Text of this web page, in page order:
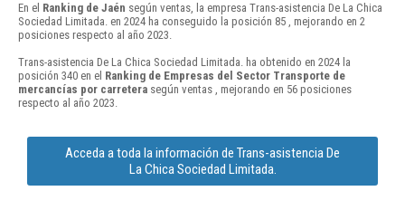
En el Ranking de Jaén según ventas, la empresa Trans-asistencia De La Chica
Sociedad Limitada. en 2024 ha conseguido la posición 85 , mejorando en 2
posiciones respecto al año 2023.
Trans-asistencia De La Chica Sociedad Limitada. ha obtenido en 2024 la
posición 340 en el Ranking de Empresas del Sector Transporte de
mercancías por carretera según ventas , mejorando en 56 posiciones
respecto al año 2023.
Acceda a toda la información de Trans-asistencia De
La Chica Sociedad Limitada.